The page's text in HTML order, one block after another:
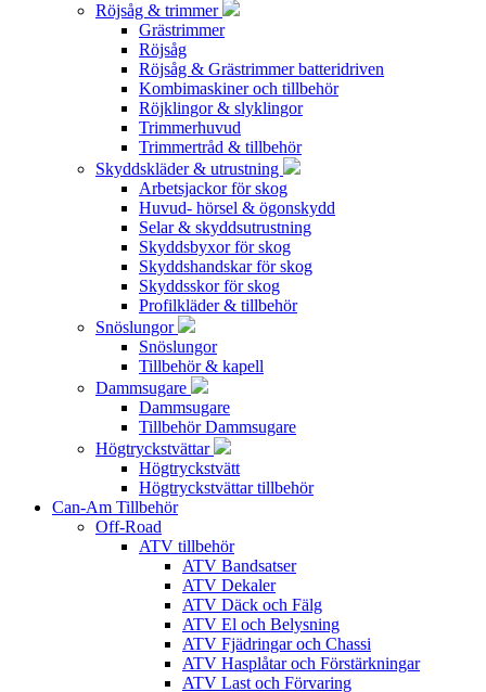
Röjsåg & trimmer
Grästrimmer
Röjsåg
Röjsåg & Grästrimmer batteridriven
Kombimaskiner och tillbehör
Röjklingor & slyklingor
Trimmerhuvud
Trimmertråd & tillbehör
Skyddskläder & utrustning
Arbetsjackor för skog
Huvud- hörsel & ögonskydd
Selar & skyddsutrustning
Skyddsbyxor för skog
Skyddshandskar för skog
Skyddsskor för skog
Profilkläder & tillbehör
Snöslungor
Snöslungor
Tillbehör & kapell
Dammsugare
Dammsugare
Tillbehör Dammsugare
Högtryckstvättar
Högtryckstvätt
Högtryckstvättar tillbehör
Can-Am Tillbehör
Off-Road
ATV tillbehör
ATV Bandsatser
ATV Dekaler
ATV Däck och Fälg
ATV El och Belysning
ATV Fjädringar och Chassi
ATV Hasplåtar och Förstärkningar
ATV Last och Förvaring